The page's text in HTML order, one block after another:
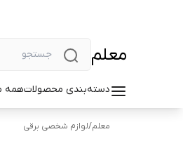
معلم
دسته‌بندی محصولاتهمه
معلم/لوازم شخصی برقی